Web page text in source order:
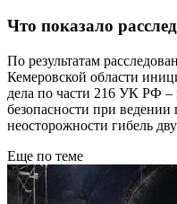
Что показало
По результатам
Кемеровской области
дела по части 216 УК РФ –
безопасности при
неосторожности гибель
Еще по теме